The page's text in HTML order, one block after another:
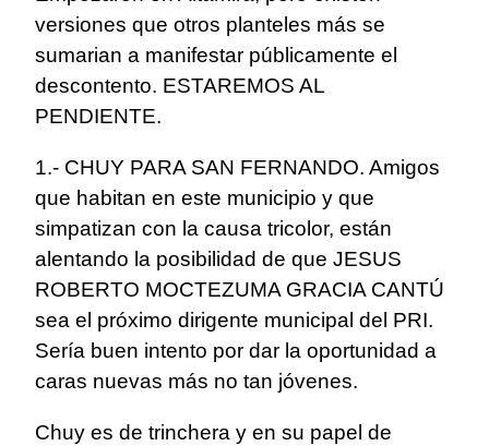
versiones que otros planteles más se
sumarian a manifestar públicamente el
descontento. ESTAREMOS AL
PENDIENTE.
1.- CHUY PARA SAN FERNANDO. Amigos
que habitan en este municipio y que
simpatizan con la causa tricolor, están
alentando la posibilidad de que JESUS
ROBERTO MOCTEZUMA GRACIA CANTÚ
sea el próximo dirigente municipal del PRI.
Sería buen intento por dar la oportunidad a
caras nuevas más no tan jóvenes.
Chuy es de trinchera y en su papel de